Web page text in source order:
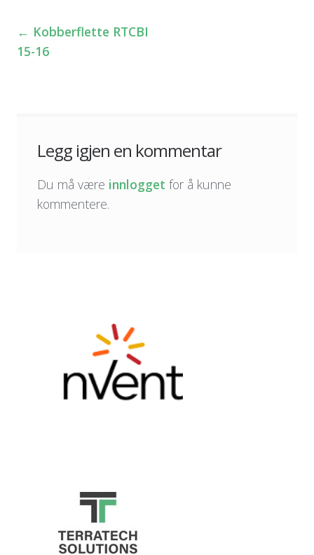
Innleggsnavigasjon
← Kobberflette RTCBI
15-16
Legg igjen en kommentar
Du må være innlogget for å kunne
kommentere.